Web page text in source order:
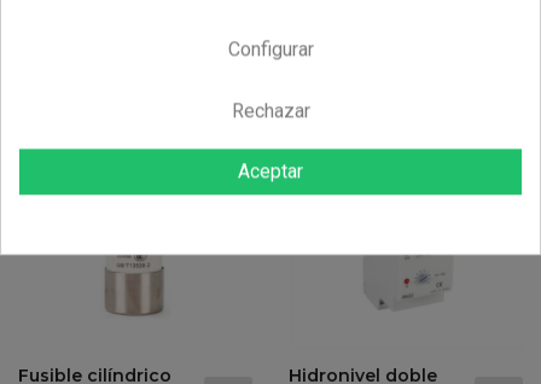
Fusible cilíndrico Hidronivel doble
Configurar
Rechazar
Aceptar